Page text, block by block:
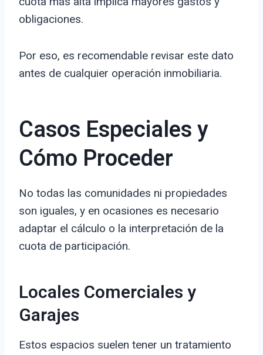
obligaciones.
Por eso, es recomendable revisar este dato
antes de cualquier operación inmobiliaria.
Casos Especiales y
Cómo Proceder
No todas las comunidades ni propiedades
son iguales, y en ocasiones es necesario
adaptar el cálculo o la interpretación de la
cuota de participación.
Locales Comerciales y
Garajes
Estos espacios suelen tener un tratamiento